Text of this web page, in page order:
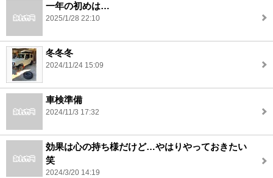
一年の初めは…
2025/1/28 22:10
冬冬冬
2024/11/24 15:09
車検準備
2024/11/3 17:32
効果は心の持ち様だけど…やはりやっておきたい
笑
2024/3/20 14:19